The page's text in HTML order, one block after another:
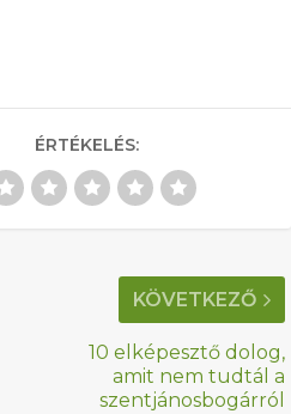
ÉRTÉKELÉS:
KÖVETKEZŐ
10 elképesztő dolog,
amit nem tudtál a
szentjánosbogárról